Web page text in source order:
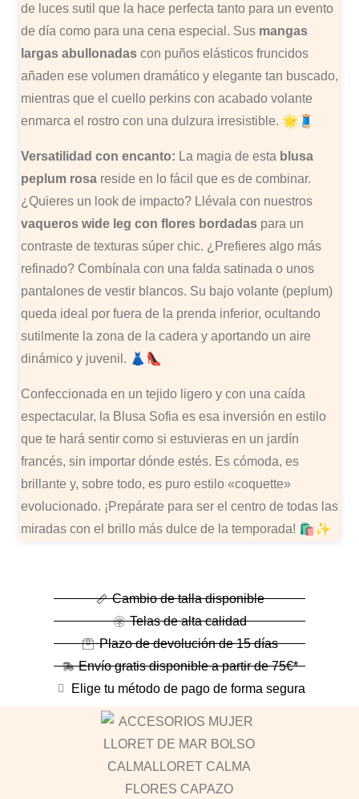
de luces sutil que la hace perfecta tanto para un evento
de día como para una cena especial. Sus mangas
largas abullonadas con puños elásticos fruncidos
añaden ese volumen dramático y elegante tan buscado,
mientras que el cuello perkins con acabado volante
enmarca el rostro con una dulzura irresistible. 🌟🧵
Versatilidad con encanto: La magia de esta blusa
peplum rosa reside en lo fácil que es de combinar.
¿Quieres un look de impacto? Llévala con nuestros
vaqueros wide leg con flores bordadas para un
contraste de texturas súper chic. ¿Prefieres algo más
refinado? Combínala con una falda satinada o unos
pantalones de vestir blancos. Su bajo volante (peplum)
queda ideal por fuera de la prenda inferior, ocultando
sutilmente la zona de la cadera y aportando un aire
dinámico y juvenil. 👗👠
Confeccionada en un tejido ligero y con una caída
espectacular, la Blusa Sofia es esa inversión en estilo
que te hará sentir como si estuvieras en un jardín
francés, sin importar dónde estés. Es cómoda, es
brillante y, sobre todo, es puro estilo «coquette»
evolucionado. ¡Prepárate para ser el centro de todas las
miradas con el brillo más dulce de la temporada! 🛍️✨
Cambio de talla disponible
Telas de alta calidad
Plazo de devolución de 15 días
Envío gratis disponible a partir de 75€*
Elige tu método de pago de forma segura